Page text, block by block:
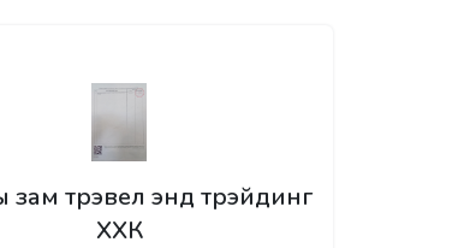
трэвел энд трэйдинг
ХХК